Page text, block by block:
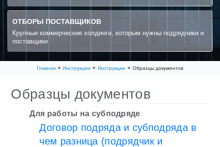
ОТБОРЫ ПОСТАВЩИКОВ
Крупные коммерческие холдинги, которым нужны подрядчики и
поставщики
Главная Инструкции Инструкции Образцы документов
Образцы документов
Для работы на субподряде
Договор подряда и субподряда в
чем разница (подрядчик и